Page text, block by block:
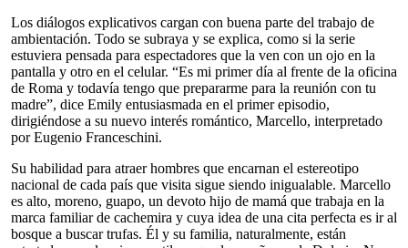
Los diálogos explicativos cargan con buena parte del trabajo de
ambientación. Todo se subraya y se explica, como si la serie
estuviera pensada para espectadores que la ven con un ojo en la
pantalla y otro en el celular. “Es mi primer día al frente de la oficina
de Roma y todavía tengo que prepararme para la reunión con tu
madre”, dice Emily entusiasmada en el primer episodio,
dirigiéndose a su nuevo interés romántico, Marcello, interpretado
por Eugenio Franceschini.
Su habilidad para atraer hombres que encarnan el estereotipo
nacional de cada país que visita sigue siendo inigualable. Marcello
es alto, moreno, guapo, un devoto hijo de mamá que trabaja en la
marca familiar de cachemira y cuya idea de una cita perfecta es ir al
bosque a buscar trufas. Él y su familia, naturalmente, están